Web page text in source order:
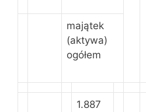
majątek
(aktywa)
ogółem
1.887